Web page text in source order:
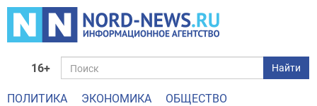
16+ Найти
ПОЛИТИКА ЭКОНОМИКА
ОБЩЕСТВО